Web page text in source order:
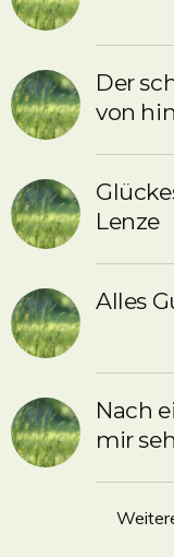
Der
von
Lenze
Alles
Nach
mir